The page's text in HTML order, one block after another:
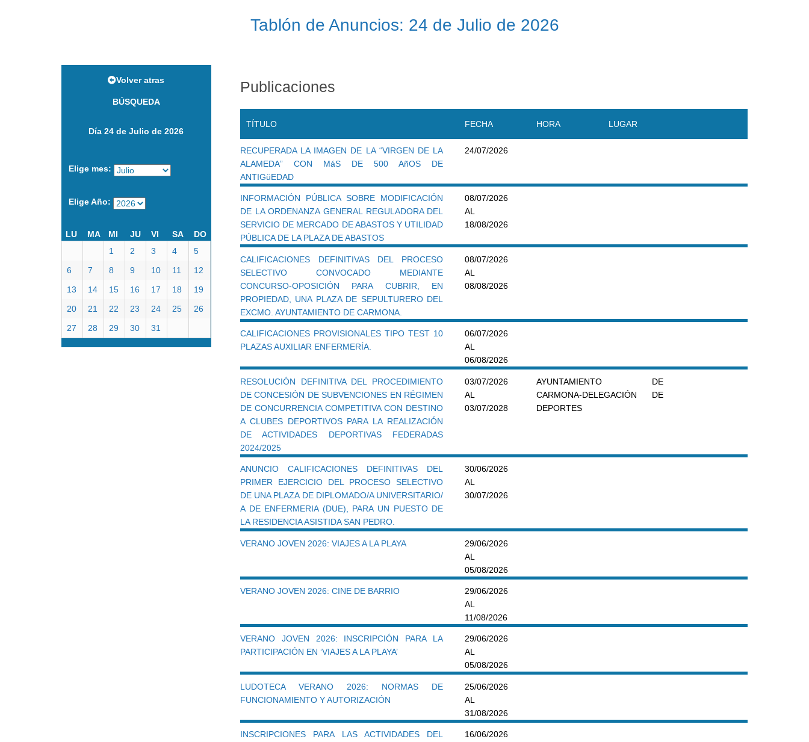
Tablón de Anuncios: 24 de Julio de 2026
Volver atras
BÚSQUEDA
Día 24 de Julio de 2026
Elige mes:
Elige Año:
LU MA MI JU VI SA
DO
1
2 3 4
5
6
7 8 9 10 11
12
13
14 15 16 17 18
19
20
21 22 23 24 25
26
27
28 29 30 31
Publicaciones
TÍTULO FECHA HORA LUGAR
RECUPERADA LA IMAGEN DE LA “VIRGEN DE LA
ALAMEDA” CON MáS DE 500 AñOS DE
ANTIGüEDAD
24/07/2026
INFORMACIÓN PÚBLICA SOBRE MODIFICACIÓN
DE LA ORDENANZA GENERAL REGULADORA DEL
SERVICIO DE MERCADO DE ABASTOS Y UTILIDAD
PÚBLICA DE LA PLAZA DE ABASTOS
08/07/2026
AL
18/08/2026
CALIFICACIONES DEFINITIVAS DEL PROCESO
SELECTIVO CONVOCADO MEDIANTE
CONCURSO-OPOSICIÓN PARA CUBRIR, EN
PROPIEDAD, UNA PLAZA DE SEPULTURERO DEL
EXCMO. AYUNTAMIENTO DE CARMONA.
08/07/2026
AL
08/08/2026
CALIFICACIONES PROVISIONALES TIPO TEST 10
PLAZAS AUXILIAR ENFERMERÍA.
06/07/2026
AL
06/08/2026
RESOLUCIÓN DEFINITIVA DEL PROCEDIMIENTO
DE CONCESIÓN DE SUBVENCIONES EN RÉGIMEN
DE CONCURRENCIA COMPETITIVA CON DESTINO
A CLUBES DEPORTIVOS PARA LA REALIZACIÓN
DE ACTIVIDADES DEPORTIVAS FEDERADAS
2024/2025
03/07/2026
AL
03/07/2028
AYUNTAMIENTO DE
CARMONA-DELEGACIÓN DE
DEPORTES
ANUNCIO CALIFICACIONES DEFINITIVAS DEL
PRIMER EJERCICIO DEL PROCESO SELECTIVO
DE UNA PLAZA DE DIPLOMADO/A UNIVERSITARIO/
A DE ENFERMERIA (DUE), PARA UN PUESTO DE
LA RESIDENCIA ASISTIDA SAN PEDRO.
30/06/2026
AL
30/07/2026
VERANO JOVEN 2026: VIAJES A LA PLAYA
29/06/2026
AL
05/08/2026
VERANO JOVEN 2026: CINE DE BARRIO
29/06/2026
AL
11/08/2026
VERANO JOVEN 2026: INSCRIPCIÓN PARA LA
PARTICIPACIÓN EN ‘VIAJES A LA PLAYA’
29/06/2026
AL
05/08/2026
LUDOTECA VERANO 2026: NORMAS DE
FUNCIONAMIENTO Y AUTORIZACIÓN
25/06/2026
AL
31/08/2026
INSCRIPCIONES PARA LAS ACTIVIDADES DEL
16/06/2026